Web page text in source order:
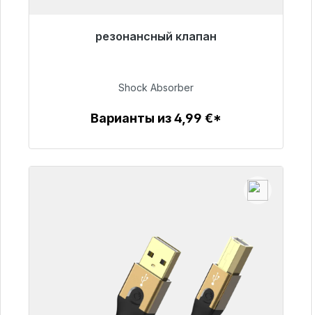
резонансный клапан
Готовы к немедленной отправке, срок
54,99 €
Shock Absorber
Варианты из 4,99 €*